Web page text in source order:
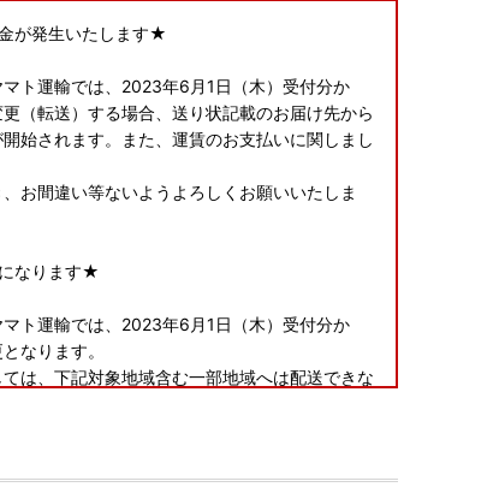
が発生いたします★
ト運輸では、2023年6月1日（木）受付分か
（転送）する場合、送り状記載のお届け先から
始されます。また、運賃のお支払いに関しまし
お間違い等ないようよろしくお願いいたしま
なります★
ト運輸では、2023年6月1日（木）受付分か
なります。
は、下記対象地域含む一部地域へは配送できな
み対象）、鳥取県、岡山県、徳島県、香川県、